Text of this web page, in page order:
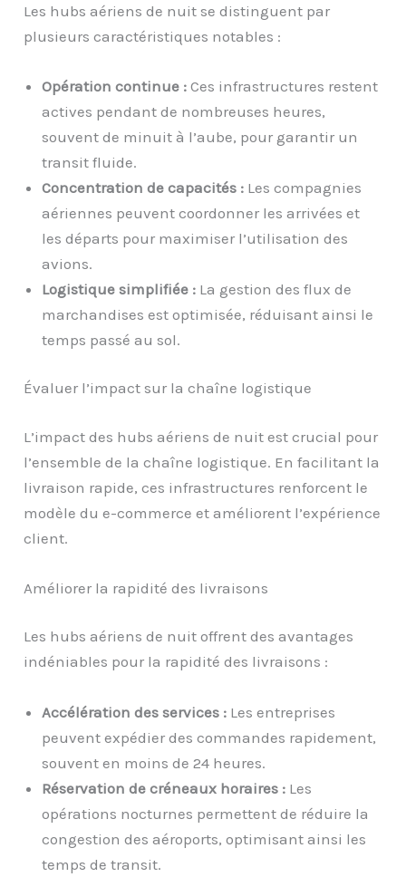
Les hubs aériens de nuit se distinguent par
plusieurs caractéristiques notables :
Opération continue : Ces infrastructures restent
actives pendant de nombreuses heures,
souvent de minuit à l’aube, pour garantir un
transit fluide.
Concentration de capacités : Les compagnies
aériennes peuvent coordonner les arrivées et
les départs pour maximiser l’utilisation des
avions.
Logistique simplifiée : La gestion des flux de
marchandises est optimisée, réduisant ainsi le
temps passé au sol.
Évaluer l’impact sur la chaîne logistique
L’impact des hubs aériens de nuit est crucial pour
l’ensemble de la chaîne logistique. En facilitant la
livraison rapide, ces infrastructures renforcent le
modèle du e-commerce et améliorent l’expérience
client.
Améliorer la rapidité des livraisons
Les hubs aériens de nuit offrent des avantages
indéniables pour la rapidité des livraisons :
Accélération des services : Les entreprises
peuvent expédier des commandes rapidement,
souvent en moins de 24 heures.
Réservation de créneaux horaires : Les
opérations nocturnes permettent de réduire la
congestion des aéroports, optimisant ainsi les
temps de transit.